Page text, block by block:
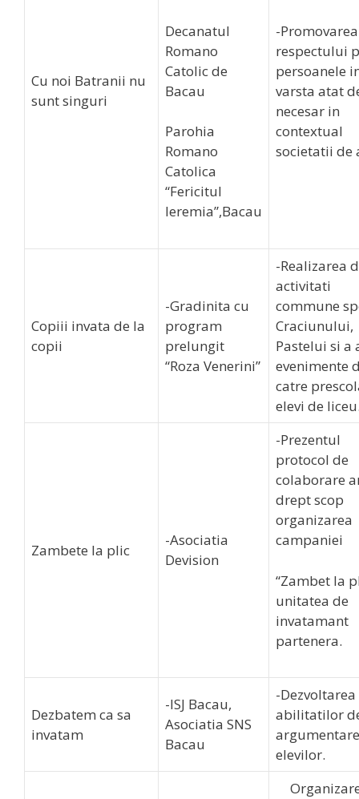
Cu noi Batranii nu
sunt singuri
Decanatul
Romano
Catolic de
Bacau
Parohia
Romano
Catolica
“Fericitul
Ieremia”,Bacau
-Promovarea
respectului
persoanele
varsta atat
necesar in
contextual
societatii de
Copiii invata de la
copii
-Gradinita cu
program
prelungit
“Roza Venerini”
-Realizarea
activitati
commune
Craciunului,
Pastelui si a
evenimente
catre
elevi de
Zambete la plic
-Asociatia
Devision
-Prezentul
protocol de
colaborare
drept scop
organizarea
campaniei
“Zambet la
unitatea de
invatamant
partenera.
Dezbatem ca sa
invatam
-ISJ Bacau,
Asociatia SNS
Bacau
-Dezvoltarea
abilitatilor
elevilor.